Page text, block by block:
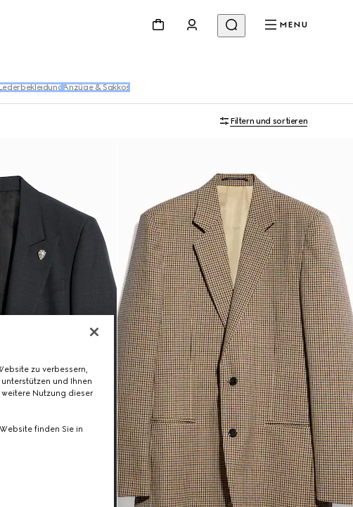
MENU
Lederbekleidung Anzüge & Sakkos
Filtern und sortieren
zu verbessern,
und Ihnen
Nutzung dieser
finden Sie in